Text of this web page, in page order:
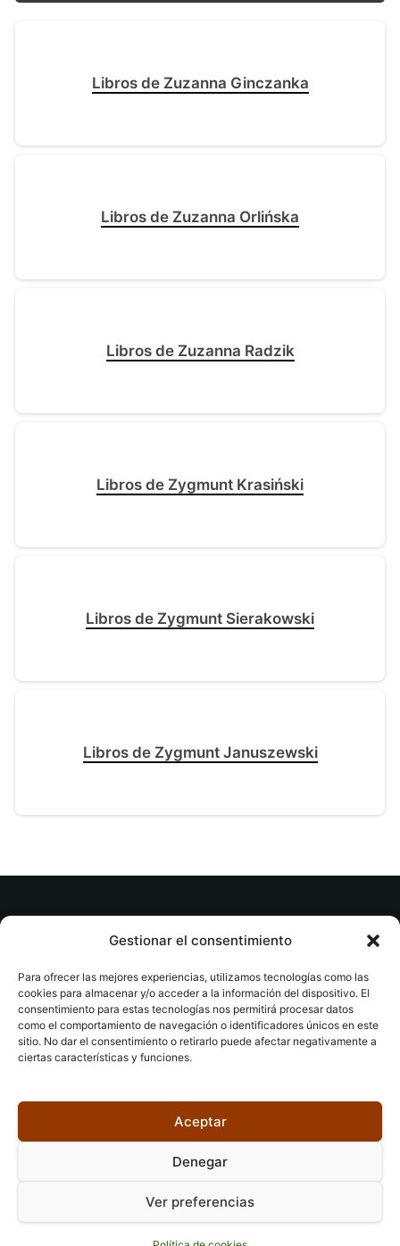
Gestionar el consentimiento
Para ofrecer las mejores experiencias, utilizamos tecnologías como las
cookies para almacenar y/o acceder a la información del dispositivo. El
consentimiento para estas tecnologías nos permitirá procesar datos
como el comportamiento de navegación o identificadores únicos en este
sitio. No dar el consentimiento o retirarlo puede afectar negativamente a
ciertas características y funciones.
Aceptar
Denegar
Ver preferencias
Libros de Zuzanna Ginczanka
Libros de Zuzanna Orlińska
Libros de Zuzanna Radzik
Libros de Zygmunt Krasiński
Libros de Zygmunt Sierakowski
Libros de Zygmunt Januszewski
© tuslibrosvip.com · Todos los derechos
Aviso legal|Accesibilidad